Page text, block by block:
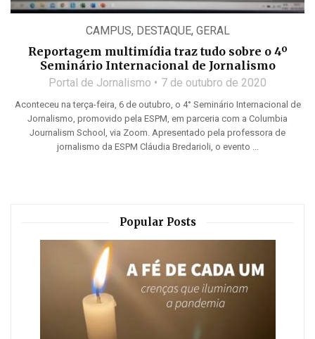
CAMPUS, DESTAQUE, GERAL
Reportagem multimídia traz tudo sobre o 4º
Seminário Internacional de Jornalismo
Portal de Jornalismo 7 de outubro de 2020
Aconteceu na terça-feira, 6 de outubro, o 4° Seminário Internacional de
Jornalismo, promovido pela ESPM, em parceria com a Columbia
Journalism School, via Zoom. Apresentado pela professora de
jornalismo da ESPM Cláudia Bredarioli, o evento ...
Popular Posts